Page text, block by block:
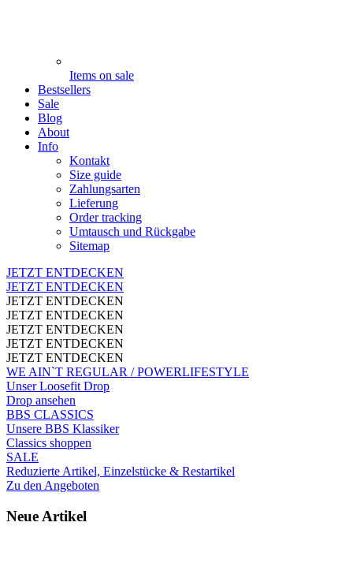
Items on sale
Bestsellers
Sale
Blog
About
Info
Kontakt
Size guide
Zahlungsarten
Lieferung
Order tracking
Umtausch und Rückgabe
Sitemap
JETZT ENTDECKEN
JETZT ENTDECKEN
JETZT ENTDECKEN
JETZT ENTDECKEN
JETZT ENTDECKEN
JETZT ENTDECKEN
JETZT ENTDECKEN
WE AIN`T REGULAR / POWERLIFESTYLE
Unser Loosefit Drop
Drop ansehen
BBS CLASSICS
Unsere BBS Klassiker
Classics shoppen
SALE
Reduzierte Artikel, Einzelstücke & Restartikel
Zu den Angeboten
Neue Artikel